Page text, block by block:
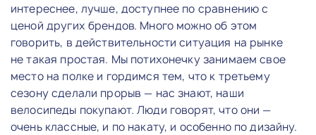
интереснее, лучше, доступнее по сравнению с
ценой других брендов. Много можно об этом
говорить, в действительности ситуация на рынке
не такая простая. Мы потихонечку занимаем свое
место на полке и гордимся тем, что к третьему
сезону сделали прорыв — нас знают, наши
велосипеды покупают. Люди говорят, что они —
очень классные, и по накату, и особенно по дизайну.